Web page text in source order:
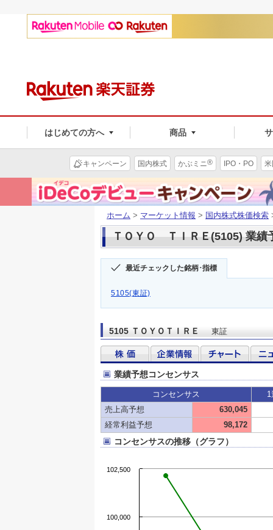
はじめての方へ 商品
キャンペーン 国内株式 かぶミニ® IPO・PO
ホーム > マーケット情報 > 国内株式株価検索
ＴＯＹＯ ＴＩＲＥ(5105) 業績
最近チェックした銘柄･指標
5105(東証)
5105 ＴＯＹＯＴＩＲＥ 東証